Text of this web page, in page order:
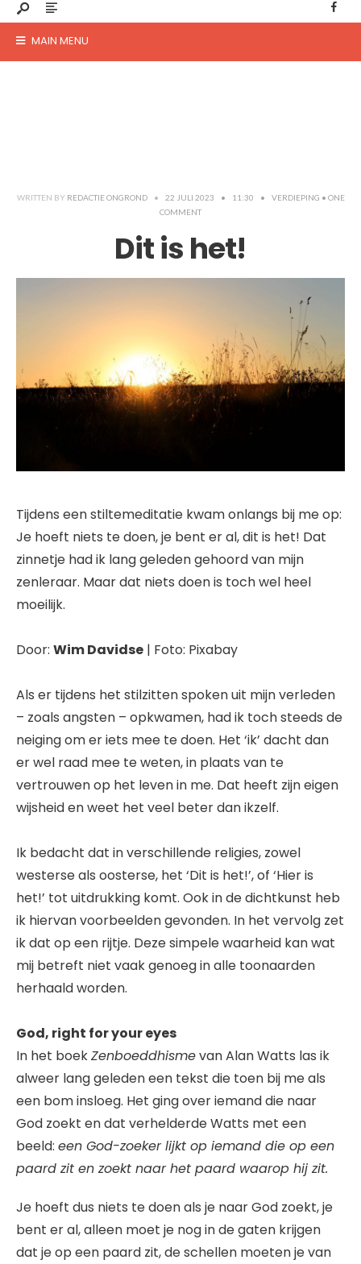
MAIN MENU
WRITTEN BY REDACTIE ONGROND • 22 JULI 2023 • 11:30 • VERDIEPING • ONE
COMMENT
Dit is het!
Tijdens een stiltemeditatie kwam onlangs bij me op:
Je hoeft niets te doen, je bent er al, dit is het! Dat
zinnetje had ik lang geleden gehoord van mijn
zenleraar. Maar dat niets doen is toch wel heel
moeilijk.
Door: Wim Davidse | Foto: Pixabay
Als er tijdens het stilzitten spoken uit mijn verleden
– zoals angsten – opkwamen, had ik toch steeds de
neiging om er iets mee te doen. Het ‘ik’ dacht dan
er wel raad mee te weten, in plaats van te
vertrouwen op het leven in me. Dat heeft zijn eigen
wijsheid en weet het veel beter dan ikzelf.
Ik bedacht dat in verschillende religies, zowel
westerse als oosterse, het ‘Dit is het!’, of ‘Hier is
het!’ tot uitdrukking komt. Ook in de dichtkunst heb
ik hiervan voorbeelden gevonden. In het vervolg zet
ik dat op een rijtje. Deze simpele waarheid kan wat
mij betreft niet vaak genoeg in alle toonaarden
herhaald worden.
God, right for your eyes
In het boekZenboeddhismevan Alan Watts las ik
alweer lang geleden een tekst die toen bij me als
een bom insloeg. Het ging over iemand die naar
God zoekt en dat verhelderde Watts met een
beeld: een God-zoeker lijkt op iemand die op een
paard zit en zoekt naar het paard waarop hij zit.
Je hoeft dus niets te doen als je naar God zoekt, je
bent er al, alleen moet je nog in de gaten krijgen
dat je op een paard zit, de schellen moeten je van